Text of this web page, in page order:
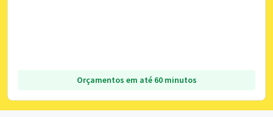
Orçamentos em até 60 minutos